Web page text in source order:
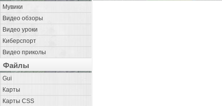
Мувики
Видео обзоры
Видео уроки
Киберспорт
Видео приколы
Файлы
Gui
Карты
Карты CSS